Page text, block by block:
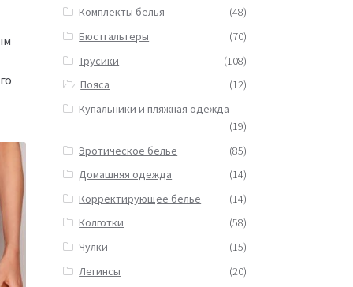
Комплекты белья
(48)
Бюстгальтеры
(70)
Трусики
(108)
Пояса
(12)
Купальники и пляжная одежда
(19)
Эротическое белье
(85)
Домашняя одежда
(14)
Корректирующее белье
(14)
Колготки
(58)
Чулки
(15)
Легинсы
(20)